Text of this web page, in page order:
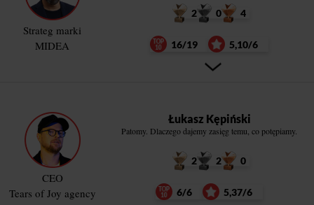
Strateg marki
MIDEA
2 0 4
16/19 5,10/6
CEO
Tears of Joy agency
Łukasz Kępiński
Patomy. Dlaczego dajemy zasięg temu, co potępiamy.
2 2 0
6/6 5,37/6